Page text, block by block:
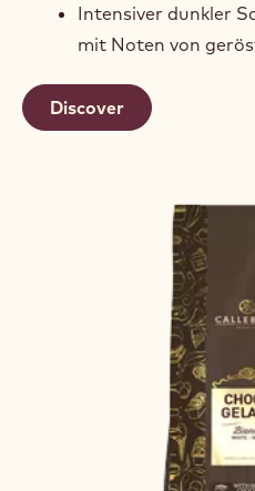
Intensiver dunkler
mit Noten von
Discover